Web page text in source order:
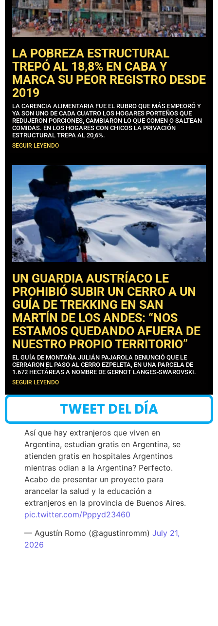
LA POBREZA ESTRUCTURAL
TREPÓ AL 18,8% EN CABA Y
MARCA SU PEOR REGISTRO DESDE
2019
LA CARENCIA ALIMENTARIA FUE EL RUBRO QUE MÁS EMPEORÓ Y
YA SON UNO DE CADA CUATRO LOS HOGARES PORTEÑOS QUE
REDUJERON PORCIONES, CAMBIARON LO QUE COMEN O SALTEAN
COMIDAS. EN LOS HOGARES CON CHICOS LA PRIVACIÓN
ESTRUCTURAL TREPA AL 20,6%.
SEGUIR LEYENDO
UN GUARDIA AUSTRÍACO LE
PROHIBIÓ SUBIR UN CERRO A UN
GUÍA DE TREKKING EN SAN
MARTÍN DE LOS ANDES: “NOS
ESTAMOS QUEDANDO AFUERA DE
NUESTRO PROPIO TERRITORIO”
EL GUÍA DE MONTAÑA JULIÁN PAJAROLA DENUNCIÓ QUE LE
CERRARON EL PASO AL CERRO EZPELETA, EN UNA PARCELA DE
1.672 HECTÁREAS A NOMBRE DE GERNOT LANGES-SWAROVSKI.
SEGUIR LEYENDO
TWEET DEL DÍA
Así que hay extranjeros que viven en
Argentina, estudian gratis en Argentina, se
atienden gratis en hospitales Argentinos
mientras odian a la Argentina? Perfecto.
Acabo de presentar un proyecto para
arancelar la salud y la educación a
extranjeros en la provincia de Buenos Aires.
pic.twitter.com/Pppyd23460
— Agustín Romo (@agustinromm) July 21,
2026